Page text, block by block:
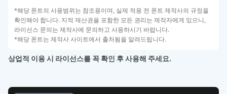
*해당 폰트의 사용범위는 참조용이며, 실제 적용 전 폰트 제작사의 규정을
확인해야 합니다. 지적 재산권을 포함한 모든 권리는 제작자에게 있으니,
라이선스 문의는 제작사에 문의하고 사용하시기 바랍니다.
*해당 폰트는 제작사 사이트에서 출처됨을 알려드립니다.
상업적 이용 시 라이선스를 꼭 확인 후 사용해 주세요.